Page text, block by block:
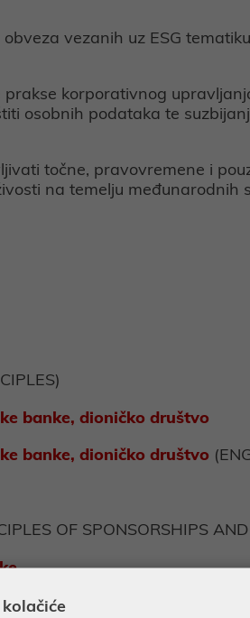
vezanih uz ESG tematiku
korporativnog
osobnih podataka te
točne, pravovremene i
na temelju međunarodnih
banke, dioničko društvo
banke, dioničko društvo
OF SPONSORSHIPS
(ENG, PRINCIPLES FOR